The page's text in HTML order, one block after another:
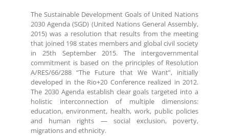
The Sustainable Development Goals of United Nations
2030 Agenda (SGD) (United Nations General Assembly,
2015) was a resolution that results from the meeting
that joined 198 states members and global civil society
in 25th September 2015. The intergovernmental
commitment is based on the principles of Resolution
A/RES/66/288 “The Future that We Want”, initially
developed in the Rio+20 Conference realized in 2012.
The 2030 Agenda establish clear goals targeted into a
holistic interconnection of multiple dimensions:
education, environment, health, work, public policies
and human rights — social exclusion, poverty,
migrations and ethnicity.